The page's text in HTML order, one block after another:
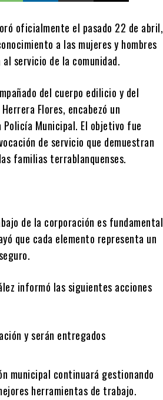
oficialmente el pasado 22 de abril,
a las mujeres y hombres
servicio de la comunidad.
del cuerpo edilicio y del
Flores, encabezó un
Municipal. El objetivo fue
de servicio que demuestran
familias terrablanquenses.
de la corporación es fundamental
que cada elemento representa un
informó las siguientes acciones
y serán entregados
municipal continuará gestionando
herramientas de trabajo.